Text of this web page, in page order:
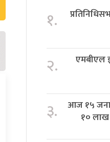
१.
२.
एमबीएल
३.
आज १५
१० लाख